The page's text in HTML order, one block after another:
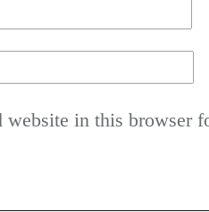
website in this browser